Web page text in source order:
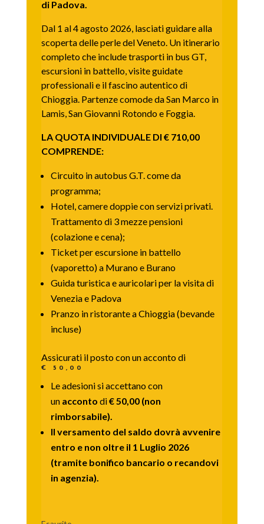
di Padova.
Dal 1 al 4 agosto 2026, lasciati guidare alla
scoperta delle perle del Veneto. Un itinerario
completo che include trasporti in bus GT,
escursioni in battello, visite guidate
professionali e il fascino autentico di
Chioggia. Partenze comode da San Marco in
Lamis, San Giovanni Rotondo e Foggia.
LA QUOTA INDIVIDUALE DI € 710,00
COMPRENDE:
Circuito in autobus G.T. come da
programma;
Hotel, camere doppie con servizi privati.
Trattamento di 3 mezze pensioni
(colazione e cena);
Ticket per escursione in battello
(vaporetto) a Murano e Burano
Guida turistica e auricolari per la visita di
Venezia e Padova
Pranzo in ristorante a Chioggia (bevande
incluse)
Assicurati il posto con un acconto di
€ 50,00
Le adesioni si accettano con
un acconto di€ 50,00 (non
rimborsabile).
Il versamento del saldo dovrà avvenire
entro e non oltre il 1 Luglio 2026
(tramite bonifico bancario o recandovi
in agenzia).